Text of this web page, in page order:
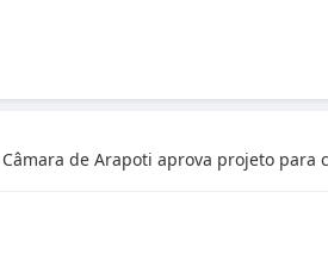
Câmara de Arapoti aprova projeto para